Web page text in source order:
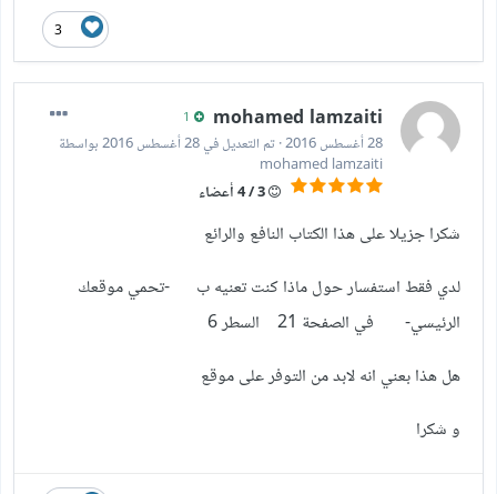
3
mohamed lamzaiti
28 أغسطس 2016 ·تم التعديل في28 أغسطس 2016
بواسطة
mohamed lamzaiti
شكرا جزيلا على هذا الكتاب النافع والرائع
لدي فقط استفسار حول ماذا كنت تعنيه ب -تحمي موقعك
الرئيسي- في الصفحة 21 السطر 6
هل هذا بعني انه لابد من التوفر على موقع
و شكرا